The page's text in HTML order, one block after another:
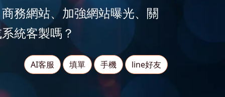
務網站、加強網站曝光、關
統客製嗎？
AI客服 填單 手機 line好友